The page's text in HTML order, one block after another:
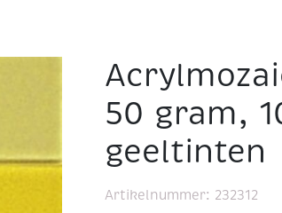
geeltinten
50 gram,
geeltinten
Artikelnummer: 232312